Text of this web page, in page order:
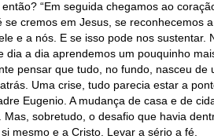
então? “Em seguida chegamos ao
se cremos em Jesus, se reconhecemos
e a nós. E se isso pode nos sustentar.
dia a dia aprendemos um pouquinho
pensar que tudo, no fundo, nasceu de
Uma crise, tudo parecia estar a
Eugenio. A mudança de casa e de
Mas, sobretudo, o desafio que havia
mesmo e a Cristo. Levar a sério a fé.